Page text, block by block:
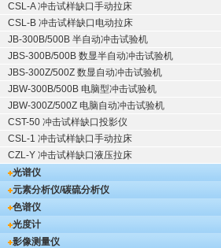
CSL-A 冲击试样缺口手动拉床
CSL-B 冲击试样缺口电动拉床
JB-300B/500B 半自动冲击试验机
JBS-300B/500B 数显半自动冲击试验机
JBS-300Z/500Z 数显自动冲击试验机
JBW-300B/500B 电脑型冲击试验机
JBW-300Z/500Z 电脑自动冲击试验机
CST-50 冲击试样缺口投影仪
CSL-1 冲击试样缺口手动拉床
CZL-Y 冲击试样缺口液压拉床
光谱仪
元素分析仪/碳硫分析仪
色谱仪
光度计
影像测量仪